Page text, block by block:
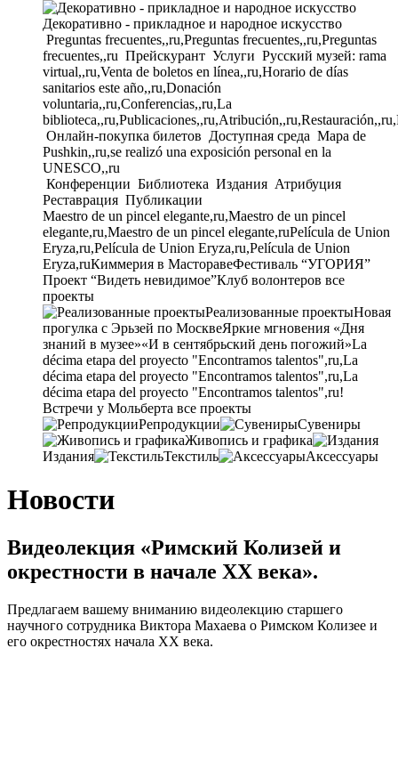
Декоративно - прикладное и народное искусство
Preguntas frecuentes,,ru,Preguntas frecuentes,,ru,Preguntas
frecuentes,,ru Прейскурант Услуги Русский музей: rama
virtual,,ru,Venta de boletos en línea,,ru,Horario de días
sanitarios este año,,ru,Donación
voluntaria,,ru,Conferencias,,ru,La
Онлайн-покупка билетов Доступная среда Mapa de
Pushkin,,ru,se realizó una exposición personal en la
UNESCO,,ru
Конференции Библиотека Издания Атрибуция
Реставрация Публикации
Maestro de un pincel elegante,ru,Maestro de un pincel
elegante,ru,Maestro de un pincel elegante,ruPelícula de Union
Eryza,ru,Película de Union Eryza,ru,Película de Union
Eryza,ruКиммерия в МасторавеФестиваль “УГОРИЯ”
Проект “Видеть невидимое”Клуб волонтеров все
проекты
Реализованные проектыНовая
прогулка с Эрьзей по МосквеЯркие мгновения «Дня
знаний в музее»«И в сентябрьский день погожий»La
décima etapa del proyecto "Encontramos talentos",ru,La
décima etapa del proyecto "Encontramos talentos",ru,La
décima etapa del proyecto "Encontramos talentos",ru!
Встречи у Мольберта все проекты
Репродукции
Сувениры
Живопись и графика
Издания
Текстиль Аксессуары
Новости
Видеолекция «Римский Колизей и
окрестности в начале XX века».
Предлагаем вашему вниманию видеолекцию старшего
научного сотрудника Виктора Махаева о Римском Колизее и
его окрестностях начала XX века.